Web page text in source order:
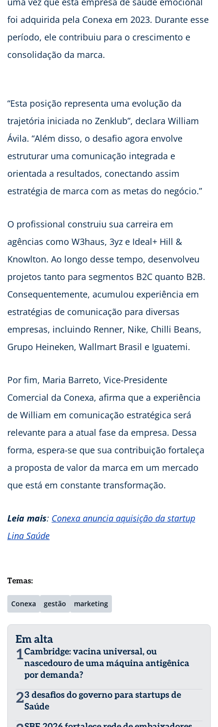
foi adquirida pela Conexa em 2023. Durante esse
período, ele contribuiu para o crescimento e
consolidação da marca.
“Esta posição representa uma evolução da
trajetória iniciada no Zenklub”, declara William
Ávila. “Além disso, o desafio agora envolve
estruturar uma comunicação integrada e
orientada a resultados, conectando assim
estratégia de marca com as metas do negócio.”
O profissional construiu sua carreira em
agências como W3haus, 3yz e Ideal+ Hill &
Knowlton. Ao longo desse tempo, desenvolveu
projetos tanto para segmentos B2C quanto B2B.
Consequentemente, acumulou experiência em
estratégias de comunicação para diversas
empresas, incluindo Renner, Nike, Chilli Beans,
Grupo Heineken, Wallmart Brasil e Iguatemi.
Por fim, Maria Barreto, Vice-Presidente
Comercial da Conexa, afirma que a experiência
de William em comunicação estratégica será
relevante para a atual fase da empresa. Dessa
forma, espera-se que sua contribuição fortaleça
a proposta de valor da marca em um mercado
que está em constante transformação.
Leia mais: Conexa anuncia aquisição da startup
Lina Saúde
Temas:
Conexa gestão marketing
Em alta
1Cambridge: vacina universal, ou
nascedouro de uma máquina antigênica
por demanda?
23 desafios do governo para startups de
Saúde